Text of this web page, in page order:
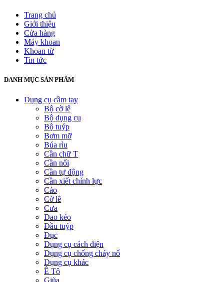
Trang chủ
Giới thiệu
Cửa hàng
Máy khoan
Khoan từ
Tin tức
DANH MỤC SẢN PHẨM
Dụng cụ cầm tay
Bộ cờ lê
Bộ dụng cụ
Bộ tuýp
Bơm mỡ
Búa rìu
Cần chữ T
Cần nối
Cần tự động
Cần xiết chỉnh lực
Cảo
Cờ lê
Cưa
Dao kéo
Đầu tuýp
Đục
Dụng cụ cách điện
Dụng cụ chống cháy nổ
Dụng cụ khác
Ê Tô
Giũa